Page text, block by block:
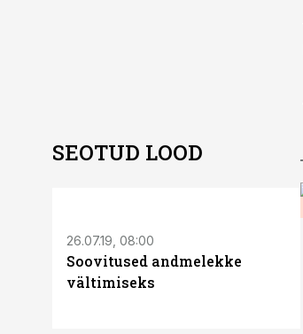
SEOTUD LOOD
26.07.19, 08:00
Soovitused andmelekke
vältimiseks